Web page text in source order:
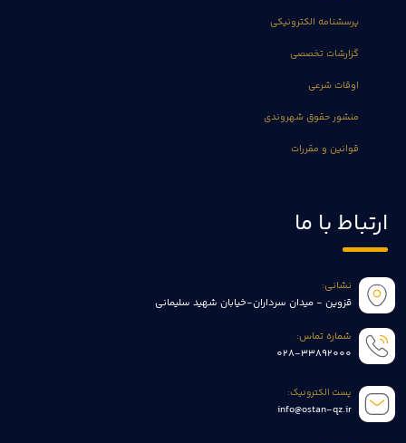
پرسشنامه الکترونیکی
گزارشات تخصصی
اوقات شرعی
منشور حقوق شهروندی
قوانین و مقررات
ارتباط با ما
نشانی:
قزوین - میدان سرداران-خیابان شهید سلیمانی
شماره تماس:
028-33892000
پست الکترونیک:
info@ostan-qz.ir